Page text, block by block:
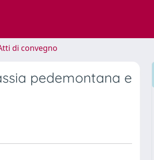
di convegno
pedemontana e